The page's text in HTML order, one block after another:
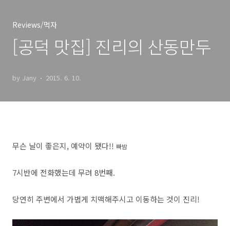
Reviews/먹자
[공덕 맛집] 진리의 산동만두
by Jany 2015. 6. 10.
무슨 날이 좋은지, 예약이 됐다!! 빠밤
7시반에 전화했는데 무려 8번째.
당연히 주변에서 가볍게 치맥해주시고 이동하는 것이 진리!